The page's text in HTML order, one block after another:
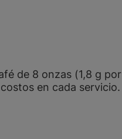
de 8 onzas (1,8 g por
en cada servicio.